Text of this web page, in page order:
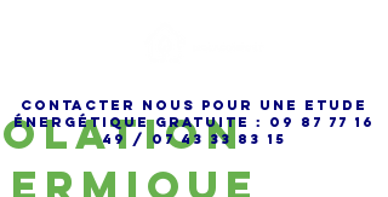
cONTACTER NOUS POUR UNE ETUDE
énergétique gRATUITE : 09 87 77 16
49
/ 07 43 33 83 15